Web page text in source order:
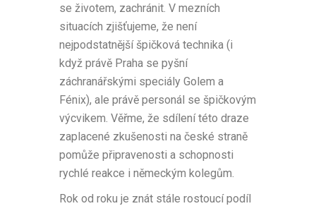
se životem, zachránit. V mezních
situacích zjišťujeme, že není
nejpodstatnější špičková technika (i
když právě Praha se pyšní
záchranářskými speciály Golem a
Fénix), ale právě personál se špičkovým
výcvikem. Věřme, že sdílení této draze
zaplacené zkušenosti na české straně
pomůže připravenosti a schopnosti
rychlé reakce i německým kolegům.
Rok od roku je znát stále rostoucí podíl